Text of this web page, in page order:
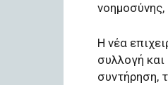
Η νέα
συλλογή
συντήρηση,